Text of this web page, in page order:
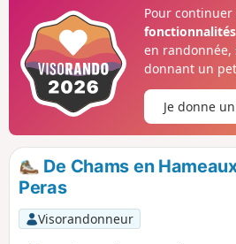
Pour
en randonnée,
donnant un
Je donne
De Chams en
Peras
Visorandonneur